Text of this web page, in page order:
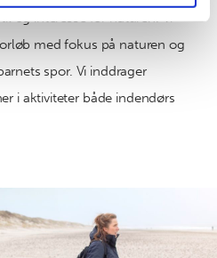
og interesse for naturen. Vi
med fokus på naturen og
spor. Vi inddrager
i aktiviteter både indendørs